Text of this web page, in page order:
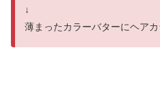
↓
薄まったカラーバターにヘア